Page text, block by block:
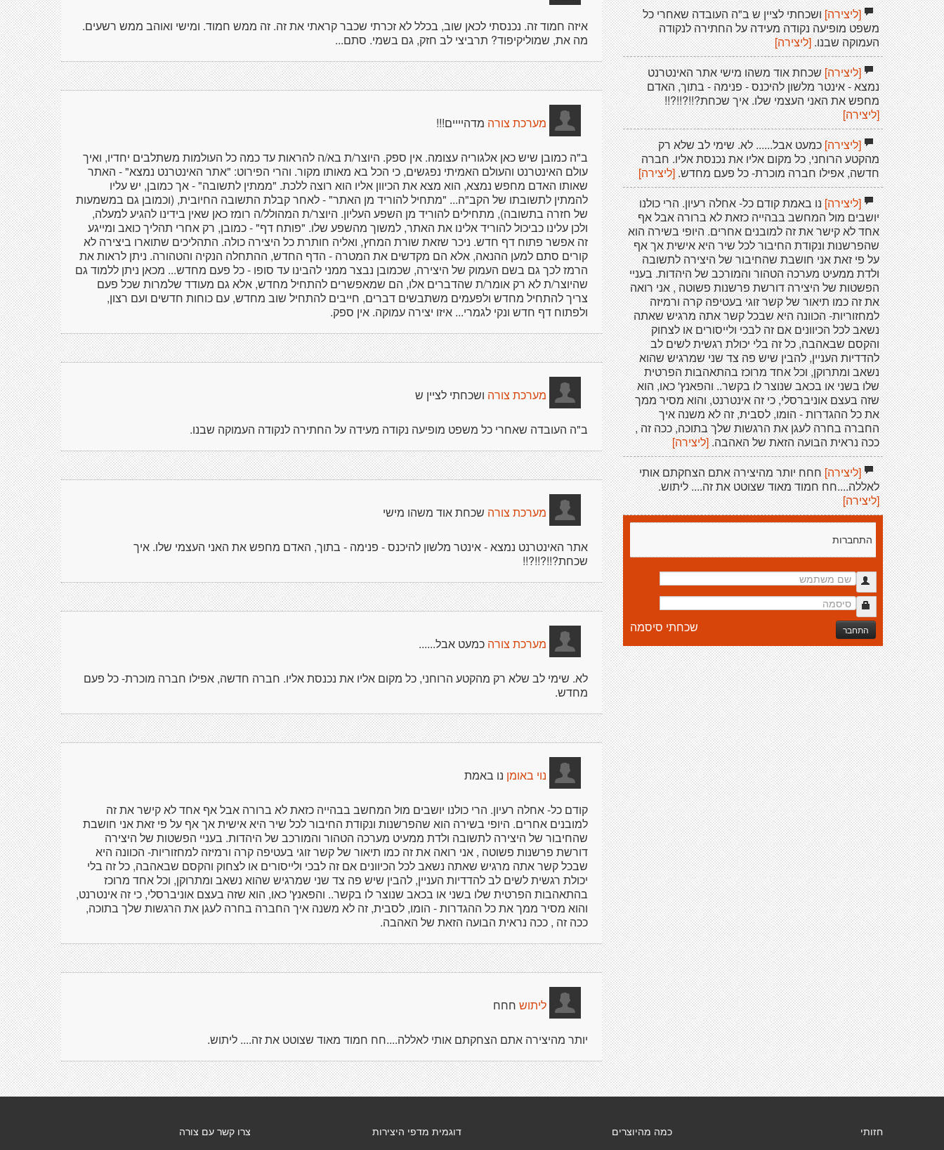
איזה חמוד זה. נכנסתי לכאן שוב, בכלל לא זכרתי שכבר קראתי את זה. זה ממש חמוד. ומישי ואוהב ממש רשעים.
מה את, שמוליקיפוד? תרביצי לב חזק, גם בשמי. סתם...
מערכת צורה מדהיייים!!!
ב"ה כמובן שיש כאן אלגוריה עצומה. אין ספק. היוצר/ת בא/ה להראות עד כמה כל העולמות משתלבים יחדיו, ואיך
עולם האינטרנט והעולם האמיתי נפגשים, כי הכל בא מאותו מקור. והרי הפירוט: "אתר האינטרנט נמצא" - האתר
שאותו האדם מחפש נמצא, הוא מצא את הכיוון אליו הוא רוצה ללכת. "ממתין לתשובה" - אך כמובן, יש עליו
להמתין לתשובתו של הקב"ה... "מתחיל להוריד מן האתר" - לאחר קבלת התשובה החיובית, (וכמובן גם במשמעות
של חזרה בתשובה), מתחילים להוריד מן השפע העליון. היוצר/ת המהולל/ה רומז כאן שאין בידינו להגיע למעלה,
ולכן עלינו כביכול להוריד אלינו את האתר, למשוך מהשפע שלו. "פותח דף" - כמובן, רק אחרי תהליך כואב ומייגע
זה אפשר פתוח דף חדש. ניכר שזאת שורת המחץ, ואליה חותרת כל היצירה כולה. התהליכים שתוארו ביצירה לא
קורים סתם למען ההנאה, אלא הם מקדשים את המטרה - הדף החדש, ההתחלה הנקיה והטהורה. ניתן לראות את
הרמז לכך גם בשם העמוק של היצירה, שכמובן נבצר ממני להבינו עד סופו - כל פעם מחדש... מכאן ניתן ללמוד גם
שהיוצר/ת לא רק אומר/ת שהדברים אלו, הם שמאפשרים להתחיל מחדש, אלא גם מעודד שלמרות שכל פעם
צריך להתחיל מחדש ולפעמים משתבשים דברים, חייבים להתחיל שוב מחדש, עם כוחות חדשים ועם רצון,
ולפתוח דף חדש ונקי לגמרי... איזו יצירה עמוקה. אין ספק.
מערכת צורה ושכחתי לציין ש
ב"ה העובדה שאחרי כל משפט מופיעה נקודה מעידה על החתירה לנקודה העמוקה שבנו.
מערכת צורה שכחת אוד משהו מישי
אתר האינטרנט נמצא - אינטר מלשון להיכנס - פנימה - בתוך, האדם מחפש את האני העצמי שלו. איך
שכחת?!!?!!?!!
מערכת צורה כמעט אבל......
לא. שימי לב שלא רק מהקטע הרוחני, כל מקום אליו את נכנסת אליו. חברה חדשה, אפילו חברה מוכרת- כל פעם
מחדש.
נוי באומן נו באמת
קודם כל- אחלה רעיון. הרי כולנו יושבים מול המחשב בבהייה כזאת לא ברורה אבל אף אחד לא קישר את זה
למובנים אחרים. היופי בשירה הוא שהפרשנות ונקודת החיבור לכל שיר היא אישית אך אף על פי זאת אני חושבת
שהחיבור של היצירה לתשובה ולדת ממעיט מערכה הטהור והמורכב של היהדות. בעניי הפשטות של היצירה
דורשת פרשנות פשוטה , אני רואה את זה כמו תיאור של קשר זוגי בעטיפה קרה ורמיזה למחזוריות- הכוונה היא
שבכל קשר אתה מרגיש שאתה נשאב לכל הכיוונים אם זה לבכי ולייסורים או לצחוק והקסם שבאהבה, כל זה בלי
יכולת רגשית לשים לב להדדיות העניין, להבין שיש פה צד שני שמרגיש שהוא נשאב ומתרוקן, וכל אחד מרוכז
בהתאהבות הפרטית שלו בשני או בכאב שנוצר לו בקשר.. והפאנץ' כאו, הוא שזה בעצם אוניברסלי, כי זה אינטרנט,
והוא מסיר ממך את כל ההגדרות - הומו, לסבית, זה לא משנה איך החברה בחרה לעגן את הרגשות שלך בתוכה,
ככה זה , ככה נראית הבועה הזאת של האהבה.
ליתוש חחח
יותר מהיצירה אתם הצחקתם אותי לאללה....חח חמוד מאוד שצוטט את זה.... ליתוש.
[ליצירה]ושכחתי לציין ש ב"ה העובדה שאחרי כל
משפט מופיעה נקודה מעידה על החתירה לנקודה
העמוקה שבנו.[ליצירה]
[ליצירה]שכחת אוד משהו מישי אתר האינטרנט
נמצא - אינטר מלשון להיכנס - פנימה - בתוך, האדם
מחפש את האני העצמי שלו. איך שכחת?!!?!!?!!
[ליצירה]
[ליצירה]כמעט אבל...... לא. שימי לב שלא רק
מהקטע הרוחני, כל מקום אליו את נכנסת אליו. חברה
חדשה, אפילו חברה מוכרת- כל פעם מחדש.[ליצירה]
[ליצירה]נו באמת קודם כל- אחלה רעיון. הרי כולנו
יושבים מול המחשב בבהייה כזאת לא ברורה אבל אף
אחד לא קישר את זה למובנים אחרים. היופי בשירה הוא
שהפרשנות ונקודת החיבור לכל שיר היא אישית אך אף
על פי זאת אני חושבת שהחיבור של היצירה לתשובה
ולדת ממעיט מערכה הטהור והמורכב של היהדות. בעניי
הפשטות של היצירה דורשת פרשנות פשוטה , אני רואה
את זה כמו תיאור של קשר זוגי בעטיפה קרה ורמיזה
למחזוריות- הכוונה היא שבכל קשר אתה מרגיש שאתה
נשאב לכל הכיוונים אם זה לבכי ולייסורים או לצחוק
והקסם שבאהבה, כל זה בלי יכולת רגשית לשים לב
להדדיות העניין, להבין שיש פה צד שני שמרגיש שהוא
נשאב ומתרוקן, וכל אחד מרוכז בהתאהבות הפרטית
שלו בשני או בכאב שנוצר לו בקשר.. והפאנץ' כאו, הוא
שזה בעצם אוניברסלי, כי זה אינטרנט, והוא מסיר ממך
את כל ההגדרות - הומו, לסבית, זה לא משנה איך
החברה בחרה לעגן את הרגשות שלך בתוכה, ככה זה ,
ככה נראית הבועה הזאת של האהבה.[ליצירה]
[ליצירה]חחח יותר מהיצירה אתם הצחקתם אותי
לאללה....חח חמוד מאוד שצוטט את זה.... ליתוש.
[ליצירה]
התחברות
התחבר שכחתי סיסמה
צרו קשר עם צורה דוגמית מדפי היצירות כמה מהיוצרים חזותי